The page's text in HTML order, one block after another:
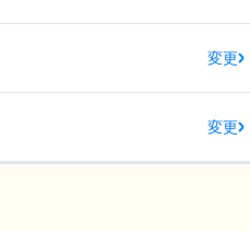
変更
変更